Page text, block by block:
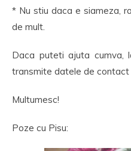
* Nu stiu daca e siameza,
de mult.
Daca puteti ajuta cumva,
transmite datele de contact
Multumesc!
Poze cu Pisu: